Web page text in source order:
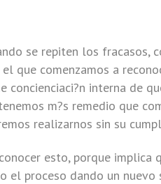
se repiten los fracasos,
que comenzamos a
concienciaci?n interna de
m?s remedio que
realizarnos sin su
esto, porque implica
el proceso dando un